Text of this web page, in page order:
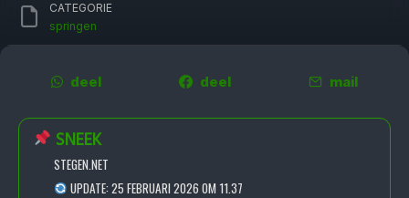
CATEGORIE
springen
deel deel mail
SNEEK
STEGEN.NET
UPDATE: 25 FEBRUARI 2026 OM 11.37